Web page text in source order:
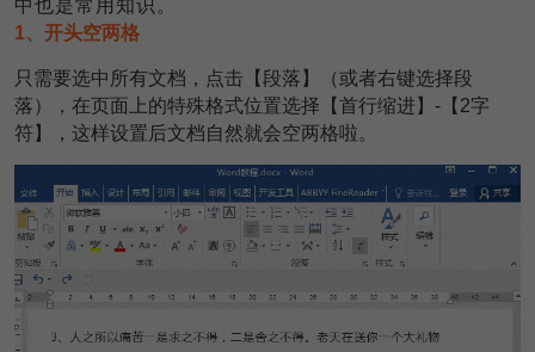
中也是常用知识。
1、开头空两格
只需要选中所有文档，点击【段落】（或者右键选择段
落），在页面上的特殊格式位置选择【首行缩进】-【2字
符】，这样设置后文档自然就会空两格啦。